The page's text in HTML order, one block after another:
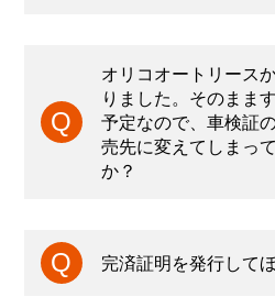
①個人のお客さまは
②法人のお客さま
への引き継ぎ❷グ
渡・分割・合併な
了承ください
※承継される際は、「
オリコオートリース
りました。そのまま
予定なので、車検証
売先に変えてしまっ
か？
完済証明を発行してほ